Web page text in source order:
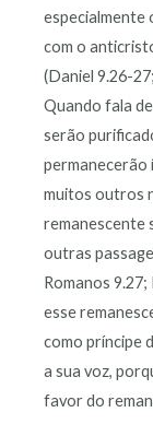
especialmente
com o
(Daniel 9.26-
Quando fala
serão
permanecerão
muitos outros
remanescente
outras
Romanos
esse
como príncipe
a sua voz,
favor do